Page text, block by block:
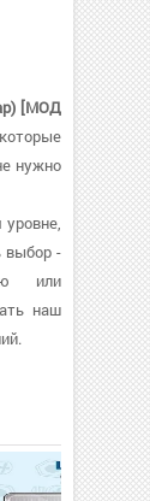
[МОД
нужно
выбор -
или
наш